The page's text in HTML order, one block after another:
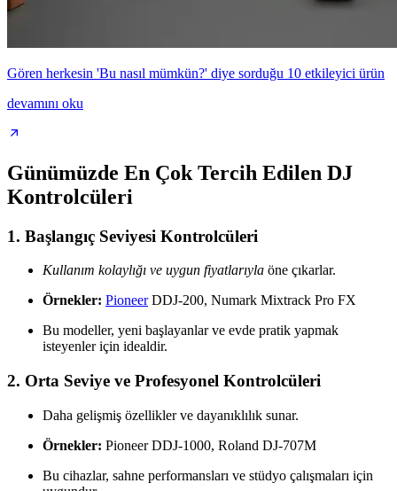
Gören herkesin 'Bu nasıl mümkün?' diye sorduğu 10 etkileyici ürün
devamını oku
Günümüzde En Çok Tercih Edilen DJ
Kontrolcüleri
1. Başlangıç Seviyesi Kontrolcüleri
Kullanım kolaylığı ve uygun fiyatlarıyla öne çıkarlar.
Örnekler: PioneerDDJ-200, Numark Mixtrack Pro FX
Bu modeller, yeni başlayanlar ve evde pratik yapmak
isteyenler için idealdir.
2. Orta Seviye ve Profesyonel Kontrolcüleri
Daha gelişmiş özellikler ve dayanıklılık sunar.
Örnekler: Pioneer DDJ-1000, Roland DJ-707M
Bu cihazlar, sahne performansları ve stüdyo çalışmaları için